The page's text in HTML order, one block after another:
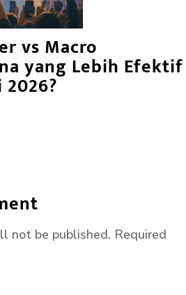
vs Macro
yang Lebih Efektif
not be published. Required